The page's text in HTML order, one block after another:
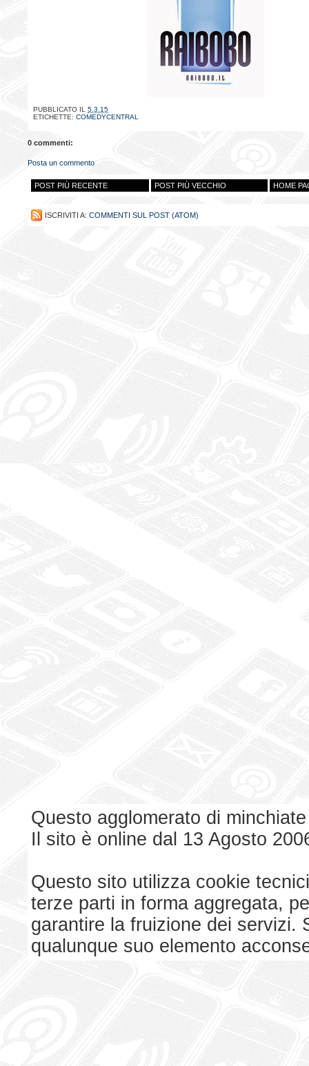
PUBBLICATO IL 5.3.15
ETICHETTE: COMEDYCENTRAL
0 commenti:
Posta un commento
POST PIÙ RECENTE POST PIÙ VECCHIO HOME
ISCRIVITI A: COMMENTI SUL POST (ATOM)
Questo agglomerato di
Il sito è online dal 13 Agosto
Questo sito utilizza cookie
terze parti in forma aggregata,
garantire la fruizione dei servizi.
qualunque suo elemento